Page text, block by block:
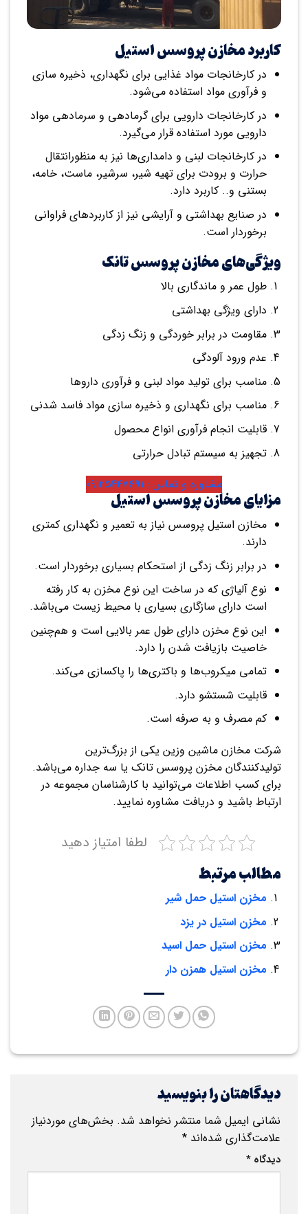
کاربرد مخازن پروسس استیل
در کارخانجات مواد غذایی برای نگهداری، ذخیره سازی
و فرآوری مواد استفاده می‌شود.
در کارخانجات دارویی برای گرمادهی و سرمادهی مواد
دارویی مورد استفاده قرار می‌گیرد.
در کارخانجات لبنی و دامداری‌ها نیز به منظورانتقال
حرارت و برودت برای تهیه شیر، سرشیر، ماست، خامه،
بستنی و.. کاربرد دارد.
در صنایع بهداشتی و آرایشی نیز از کاربردهای فراوانی
برخوردار است.
ویژگی‌های مخازن پروسس تانک
طول عمر و ماندگاری بالا
دارای ویژگی بهداشتی
مقاومت در برابر خوردگی و زنگ زدگی
عدم ورود آلودگی
مناسب برای تولید مواد لبنی و فرآوری داروها
مناسب برای نگهداری و ذخیره سازی مواد فاسد شدنی
قابلیت انجام فرآوری‌ انواع محصول
تجهیز به سیستم تبادل حرارتی
مشاوره و تماس : ۰۹۱۲۵۴۴۷۶۹۱
مزایای مخازن پروسس استیل
مخازن استیل پروسس نیاز به تعمیر و نگهداری کمتری
دارند.
در برابر زنگ زدگی از استحکام بسیاری برخوردار است.
نوع آلیاژی که در ساخت این نوع مخزن به کار رفته
است دارای سازگاری بسیاری با محیط زیست می‌باشد.
این نوع مخزن دارای طول عمر بالایی است و هم‌چنین
خاصیت بازیافت شدن را دارد.
تمامی میکروب‌ها و باکتری‌ها را پاکسازی می‌کند.
قابلیت شستشو دارد.
کم مصرف و به صرفه است.
شرکت مخازن ماشین وزین یکی از بزرگ‌ترین
تولیدکنندگان مخزن پروسس تانک یا سه جداره می‌باشد.
برای کسب اطلاعات می‌توانید با کارشناسان مجموعه در
ارتباط باشید و دریافت مشاوره نمایید.
لطفا امتیاز دهید
مطالب مرتبط
مخزن استیل حمل شیر
مخزن استیل در یزد
مخزن استیل حمل اسید
مخزن استیل همزن دار
دیدگاهتان را بنویسید
نشانی ایمیل شما منتشر نخواهد شد. بخش‌های موردنیاز
علامت‌گذاری شده‌اند *
دیدگاه *